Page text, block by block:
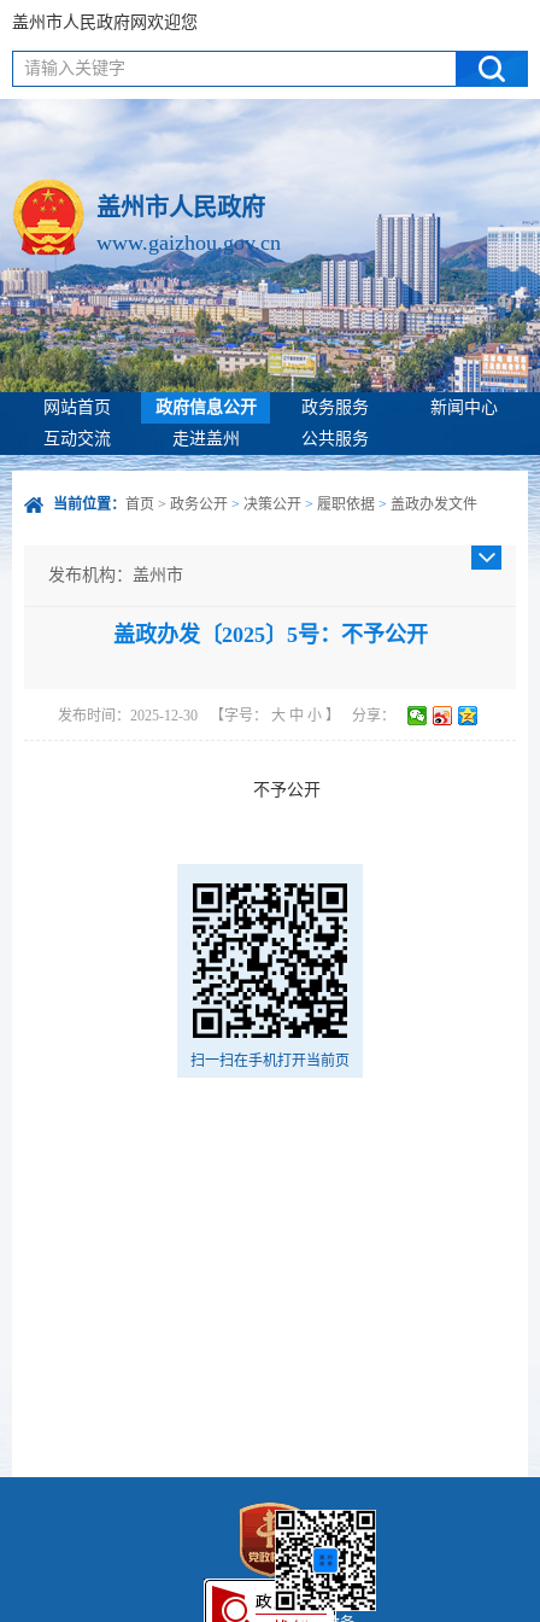
盖州市人民政府网欢迎您
请输入关键字
盖州市人民政府
www.gaizhou.gov.cn
网站首页 政府信息公开 政务服务
新闻中心
互动交流
走进盖州 公共服务
当前位置： 首页 > 政务公开 > 决策公开 > 履职依据 > 盖政办发文件
发布机构：盖州市
成文日期：2025-12-30
盖政办发〔2025〕5号：不予公开
发布时间：2025-12-30 【字号： 大 中 小】 分享：
不予公开
扫一扫在手机打开当前页